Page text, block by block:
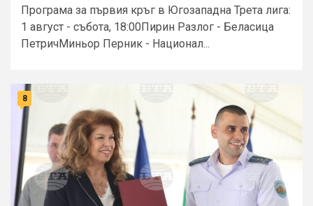
Програма за първия кръг в Югозападна Трета лига:
1 август - събота, 18:00Пирин Разлог - Беласица
ПетричМиньор Перник - Национал...
8